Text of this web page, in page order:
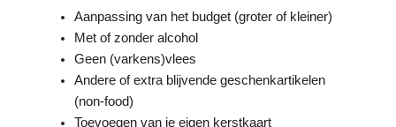
Aanpassing van het budget (groter of kleiner)
Met of zonder alcohol
Geen (varkens)vlees
Andere of extra blijvende geschenkartikelen
(non-food)
Toevoegen van je eigen kerstkaart